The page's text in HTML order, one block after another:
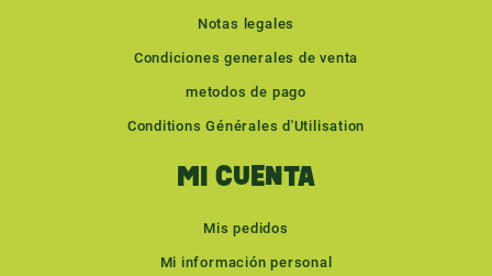
Notas legales
Condiciones generales de venta
metodos de pago
Conditions Générales d'Utilisation
MI CUENTA
Mis pedidos
Mi información personal